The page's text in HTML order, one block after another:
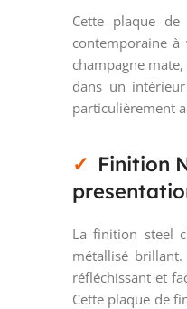
Cette plaque
contemporaine
champagne
dans un
particulièrement
Finition
La finition steel
métallisé
réfléchissant et
Cette plaque de